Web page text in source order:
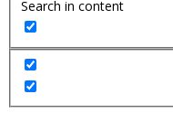
Search in content